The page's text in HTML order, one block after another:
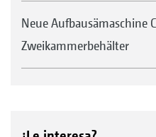
Neue Aufbausämaschine
Zweikammerbehälter